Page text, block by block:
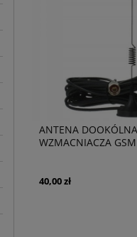
ANTENA
WZMACNIACZA GSM
40,00 zł